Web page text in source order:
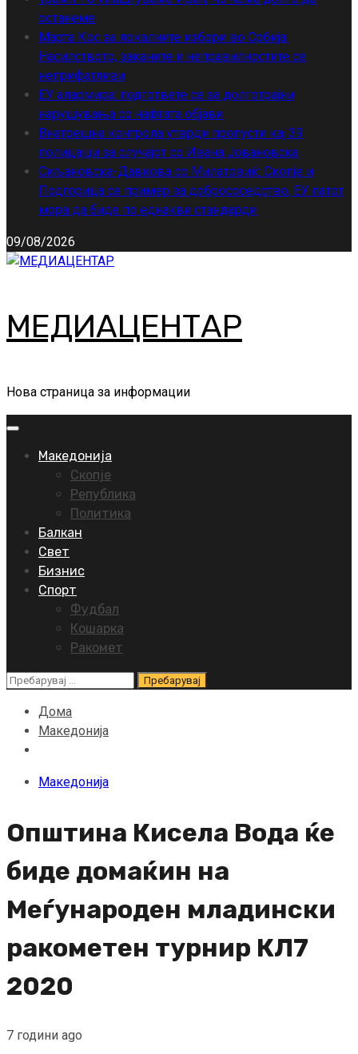
останеме
Марта Кос за локалните избори во Србија:
Насилството, заканите и неправилностите се
неприфатливи
ЕУ алармира: подгответе се за долготрајни
нарушувања со нафтата објави
Внатрешна контрола утврди пропусти кај 39
полицајци за случајот со Ивана Јовановска
Сиљановска-Давкова со Милатовиќ: Скопје и
Подгорица се пример за добрососедство, ЕУ патот
мора да биде по еднакви стандарди
09/08/2026
МЕДИАЦЕНТАР
Нова страница за информации
Primary
Македонија
Скопје
Република
Политика
Балкан
Свет
Бизнис
Спорт
Фудбал
Кошарка
Ракомет
Пребарувај
Дома
Македонија
Македонија
Општина Кисела Вода ќе
биде домаќин на
Меѓународен младински
ракометен турнир КЛ7
2020
7 години ago